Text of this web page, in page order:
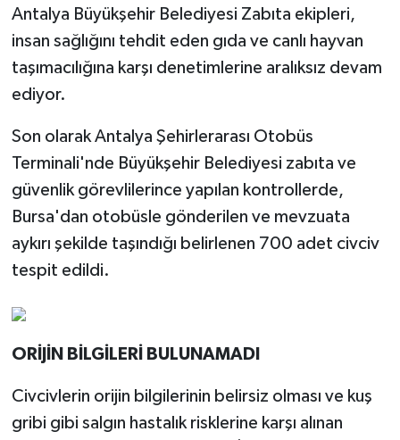
Antalya Büyükşehir Belediyesi Zabıta ekipleri,
insan sağlığını tehdit eden gıda ve canlı hayvan
taşımacılığına karşı denetimlerine aralıksız devam
ediyor.
Son olarak Antalya Şehirlerarası Otobüs
Terminali'nde Büyükşehir Belediyesi zabıta ve
güvenlik görevlilerince yapılan kontrollerde,
Bursa'dan otobüsle gönderilen ve mevzuata
aykırı şekilde taşındığı belirlenen 700 adet civciv
tespit edildi.
ORİJİN BİLGİLERİ BULUNAMADI
Civcivlerin orijin bilgilerinin belirsiz olması ve kuş
gribi gibi salgın hastalık risklerine karşı alınan